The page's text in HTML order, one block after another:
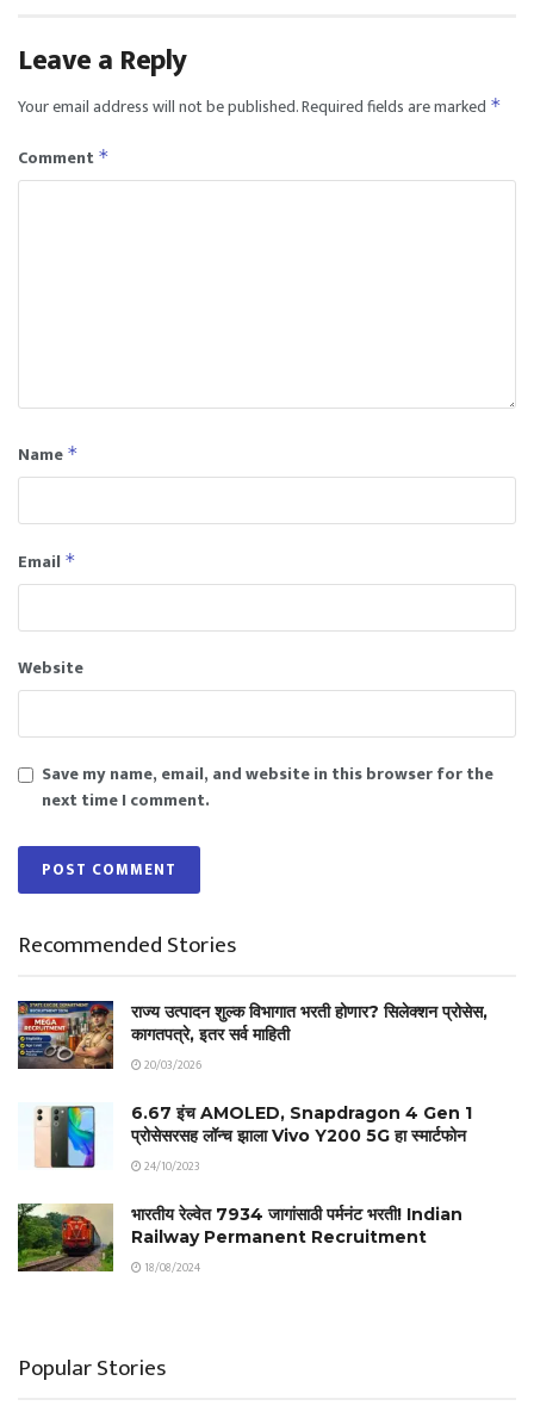
Leave a Reply
Your email address will not be published.Required fields are marked *
Comment *
Name *
Email *
Website
Save my name, email, and website in this browser for the
next time I comment.
Recommended Stories
राज्य उत्पादन शुल्क विभागात भरती होणार? सिलेक्शन प्रोसेस,
कागतपत्रे, इतर सर्व माहिती
20/03/2026
6.67 इंच AMOLED, Snapdragon 4 Gen 1
प्रोसेसरसह लॉन्च झाला Vivo Y200 5G हा स्मार्टफोन
24/10/2023
भारतीय रेल्वेत 7934 जागांसाठी पर्मनंट भरती! Indian
Railway Permanent Recruitment
18/08/2024
Popular Stories